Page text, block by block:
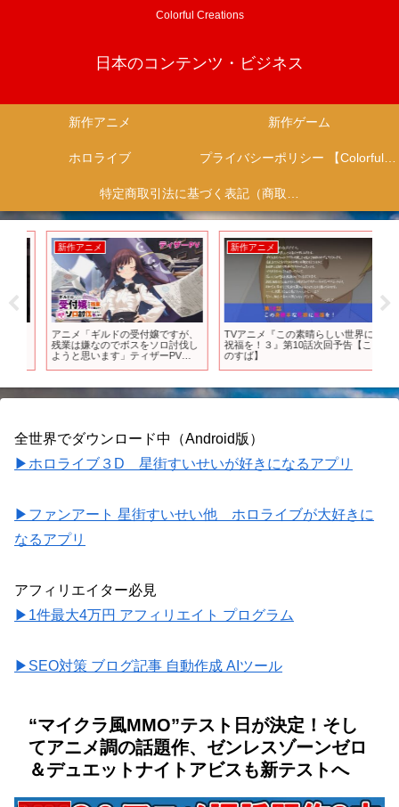
Colorful Creations
日本のコンテンツ・ビジネス
新作アニメ 新作ゲーム
ホロライブ プライバシーポリシー 【Colorful Creation】
特定商取引法に基づく表記（商取引に関する開示）
新作アニメ
アニメ「ギルドの受付嬢ですが、
残業は嫌なのでボスをソロ討伐し
ようと思います」ティザーPV
新作アニメ
TVアニメ『この素晴らしい世界に
祝福を！３』第10話次回予告【こ
のすば】
全世界でダウンロード中（Android版）
▶ホロライブ３D 星街すいせいが好きになるアプリ
▶ファンアート 星街すいせい他 ホロライブが大好きに
なるアプリ
アフィリエイター必見
▶1件最大4万円 アフィリエイト プログラム
▶SEO対策 ブログ記事 自動作成 AIツール
“マイクラ風MMO”テスト日が決定！そし
てアニメ調の話題作、ゼンレスゾーンゼロ
＆デュエットナイトアビスも新テストへ